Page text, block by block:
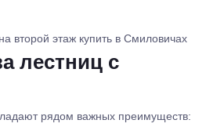
лестниц с
рядом важных преимуществ: